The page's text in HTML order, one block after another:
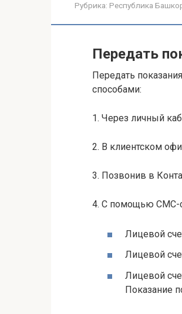
Рубрика: Республика
Передать
Передать
способами:
1. Через личный
2. В клиентском
3. Позвонив в
4. С помощью СМС-
Лицевой
Лицевой
Лицевой
Показание